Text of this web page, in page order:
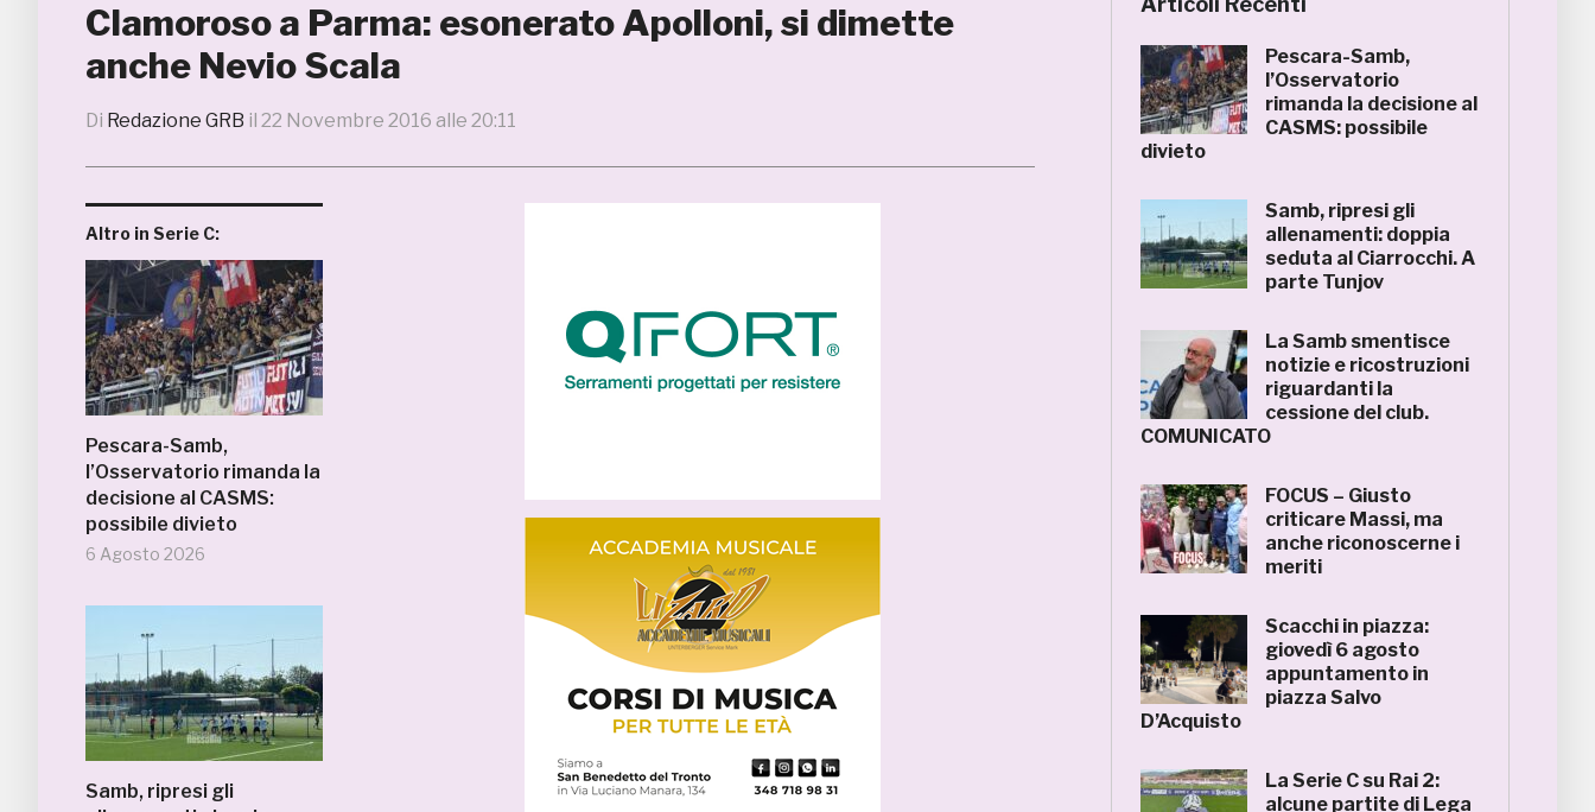
Clamoroso a Parma: esonerato Apolloni, si dimette
anche Nevio Scala
Di Redazione GRB il 22 Novembre 2016 alle 20:11
Altro in Serie C:
Pescara-Samb,
l’Osservatorio rimanda la
decisione al CASMS:
possibile divieto
6 Agosto 2026
Samb, ripresi gli
Pescara-Samb,
l’Osservatorio
rimanda la decisione al
CASMS: possibile
divieto
Samb, ripresi gli
allenamenti: doppia
seduta al Ciarrocchi. A
parte Tunjov
La Samb smentisce
notizie e ricostruzioni
riguardanti la
cessione del club.
COMUNICATO
FOCUS – Giusto
criticare Massi, ma
anche riconoscerne i
meriti
Scacchi in piazza:
giovedì 6 agosto
appuntamento in
piazza Salvo
D’Acquisto
La Serie C su Rai 2:
alcune partite di Lega